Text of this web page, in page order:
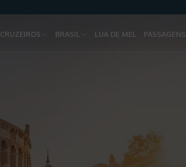
CRUZEIROS BRASIL LUA DE MEL PASSAGENS